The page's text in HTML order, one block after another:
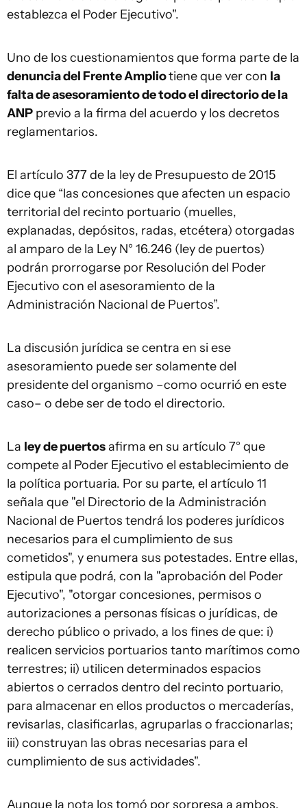
establezca el Poder Ejecutivo".
Uno de los cuestionamientos que forma parte de la
denuncia del Frente Ampliotiene que ver con la
falta de asesoramiento de todo el directorio de la
ANP previo a la firma del acuerdo y los decretos
reglamentarios.
El artículo 377 de la ley de Presupuesto de 2015
dice que “las concesiones que afecten un espacio
territorial del recinto portuario (muelles,
explanadas, depósitos, radas, etcétera) otorgadas
al amparo de la Ley N° 16.246 (ley de puertos)
podrán prorrogarse por Resolución del Poder
Ejecutivo con el asesoramiento de la
Administración Nacional de Puertos”.
La discusión jurídica se centra en si ese
asesoramiento puede ser solamente del
presidente del organismo –como ocurrió en este
caso– o debe ser de todo el directorio.
La ley de puertosafirma en su artículo 7° que
compete al Poder Ejecutivo el establecimiento de
la política portuaria. Por su parte, el artículo 11
señala que "el Directorio de la Administración
Nacional de Puertos tendrá los poderes jurídicos
necesarios para el cumplimiento de sus
cometidos", y enumera sus potestades. Entre ellas,
estipula que podrá, con la "aprobación del Poder
Ejecutivo", "otorgar concesiones, permisos o
autorizaciones a personas físicas o jurídicas, de
derecho público o privado, a los fines de que: i)
realicen servicios portuarios tanto marítimos como
terrestres; ii) utilicen determinados espacios
abiertos o cerrados dentro del recinto portuario,
para almacenar en ellos productos o mercaderías,
revisarlas, clasificarlas, agruparlas o fraccionarlas;
iii) construyan las obras necesarias para el
cumplimiento de sus actividades".
Aunque la nota los tomó por sorpresa a ambos,